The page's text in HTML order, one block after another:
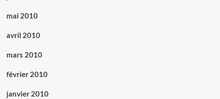
mai 2010
avril 2010
mars 2010
février 2010
janvier 2010